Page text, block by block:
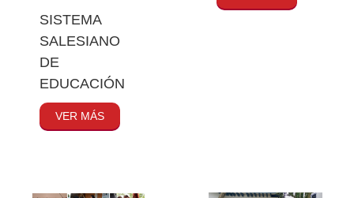
SISTEMA
SALESIANO
DE
EDUCACIÓN
VER MÁS